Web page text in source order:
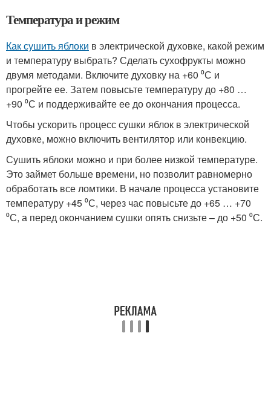
Температура и режим
Как сушить яблоки в электрической духовке, какой режим
и температуру выбрать? Сделать сухофрукты можно
двумя методами. Включите духовку на +60 ⁰С и
прогрейте ее. Затем повысьте температуру до +80 …
+90 ⁰С и поддерживайте ее до окончания процесса.
Чтобы ускорить процесс сушки яблок в электрической
духовке, можно включить вентилятор или конвекцию.
Сушить яблоки можно и при более низкой температуре.
Это займет больше времени, но позволит равномерно
обработать все ломтики. В начале процесса установите
температуру +45 ⁰С, через час повысьте до +65 … +70
⁰С, а перед окончанием сушки опять снизьте – до +50 ⁰С.